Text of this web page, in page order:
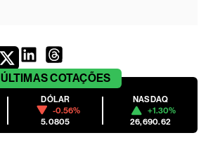
ÚLTIMASCOTAÇÕES
DÓLAR
-0.56%
5.0805
NASDAQ
+1.30%
26,690.62